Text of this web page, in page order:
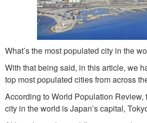
What’s the most populated city in the
With that being said, in this article, we
top most populated cities from across
According to World Population Review,
city in the world is Japan’s capital,